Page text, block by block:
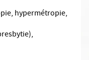
hypermétropie,